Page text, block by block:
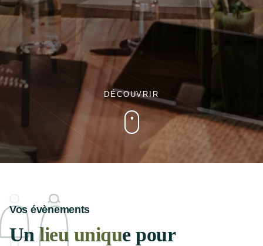
DÉCOUVRIR
Vos évènements
Unlieu unique pour